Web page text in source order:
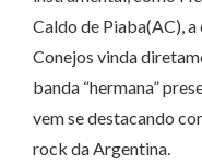
Caldo de Piaba(AC),
Conejos vinda
banda “hermana”
vem se destacando
rock da Argentina.